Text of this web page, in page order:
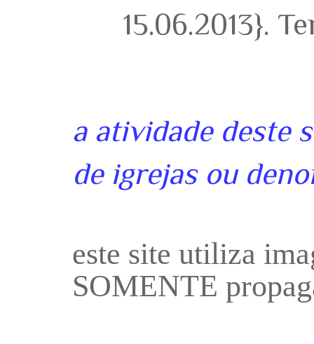
15.06.2013}.
a atividade deste
de igrejas ou
este site utiliza
SOMENTE